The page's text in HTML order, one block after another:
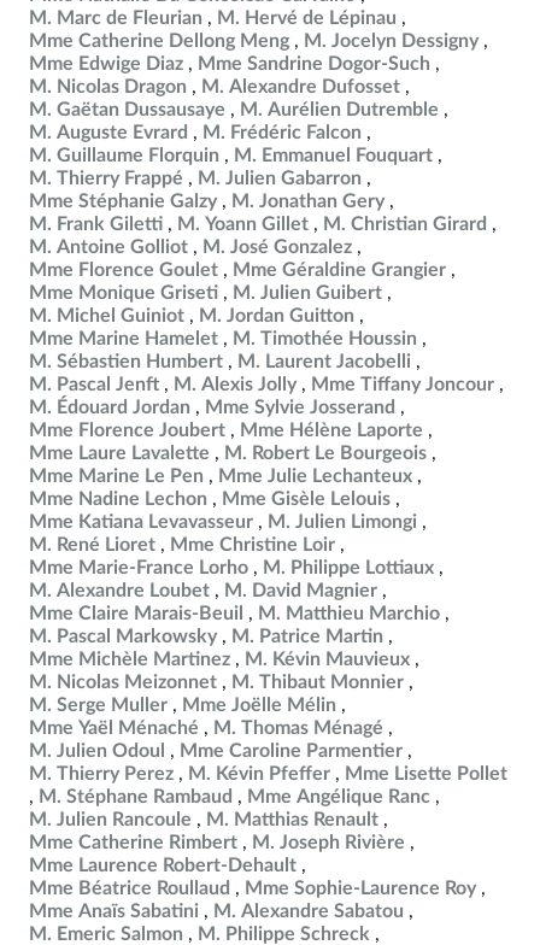
M. Marc de Fleurian
M. Hervé de Lépinau
Mme Catherine Dellong Meng
M. Jocelyn Dessigny
Mme Edwige Diaz
Mme Sandrine Dogor-Such
M. Nicolas Dragon
M. Alexandre Dufosset
M. Gaëtan Dussausaye
M. Aurélien Dutremble
M. Auguste Evrard
M. Frédéric Falcon
M. Guillaume Florquin
M. Emmanuel Fouquart
M. Thierry Frappé
M. Julien Gabarron
Mme Stéphanie Galzy
M. Jonathan Gery
M. Frank Giletti
M. Yoann Gillet
M. Christian Girard
M. Antoine Golliot
M. José Gonzalez
Mme Florence Goulet
Mme Géraldine Grangier
Mme Monique Griseti
M. Julien Guibert
M. Michel Guiniot
M. Jordan Guitton
Mme Marine Hamelet
M. Timothée Houssin
M. Sébastien Humbert
M. Laurent Jacobelli
M. Pascal Jenft
M. Alexis Jolly
Mme Tiffany Joncour
M. Édouard Jordan
Mme Sylvie Josserand
Mme Florence Joubert
Mme Hélène Laporte
Mme Laure Lavalette
M. Robert Le Bourgeois
Mme Marine Le Pen
Mme Julie Lechanteux
Mme Nadine Lechon
Mme Gisèle Lelouis
Mme Katiana Levavasseur
M. Julien Limongi
M. René Lioret
Mme Christine Loir
Mme Marie-France Lorho
M. Philippe Lottiaux
M. Alexandre Loubet
M. David Magnier
Mme Claire Marais-Beuil
M. Matthieu Marchio
M. Pascal Markowsky
M. Patrice Martin
Mme Michèle Martinez
M. Kévin Mauvieux
M. Nicolas Meizonnet
M. Thibaut Monnier
M. Serge Muller
Mme Joëlle Mélin
Mme Yaël Ménaché
M. Thomas Ménagé
M. Julien Odoul
Mme Caroline Parmentier
M. Thierry Perez
M. Kévin Pfeffer
Mme Lisette Pollet
M. Stéphane Rambaud
Mme Angélique Ranc
M. Julien Rancoule
M. Matthias Renault
Mme Catherine Rimbert
M. Joseph Rivière
Mme Laurence Robert-Dehault
Mme Béatrice Roullaud
Mme Sophie-Laurence Roy
Mme Anaïs Sabatini
M. Alexandre Sabatou
M. Emeric Salmon
M. Philippe Schreck